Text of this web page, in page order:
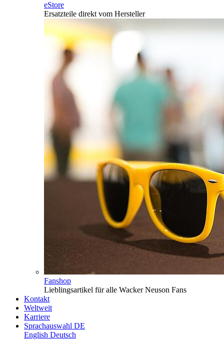
eStore
Ersatzteile direkt vom Hersteller
Fanshop
Lieblingsartikel für alle Wacker Neuson Fans
Kontakt
Weltweit
Karriere
Sprachauswahl DE
English Deutsch